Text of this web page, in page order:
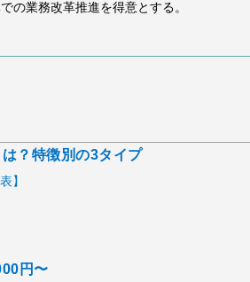
の業務改革推進を得意とする。
？特徴別の3タイプ
】
円〜